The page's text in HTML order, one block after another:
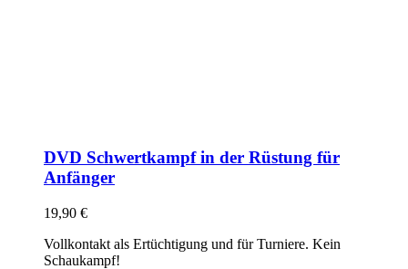
DVD Schwertkampf in der Rüstung für
Anfänger
19,90 €
Vollkontakt als Ertüchtigung und für Turniere. Kein
Schaukampf!